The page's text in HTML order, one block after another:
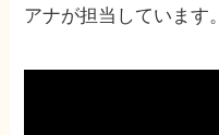
アナが担当しています。